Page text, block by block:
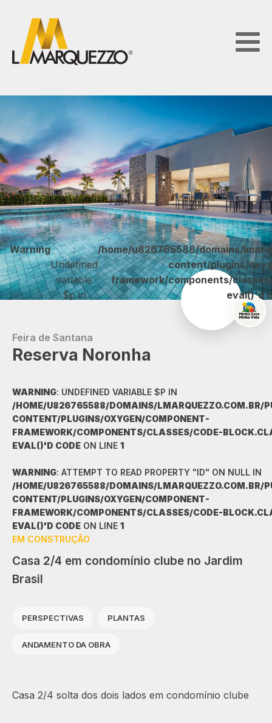
Warning
:
Undefined
variable
$p in
/home/u826765588/domains/
content/plugins/
framework/components/
eval()'d
Feira de Santana
Reserva Noronha
WARNING: UNDEFINED VARIABLE $P IN
/HOME/U826765588/DOMAINS/LMARQUEZZO.COM.BR/
CONTENT/PLUGINS/OXYGEN/COMPONENT-
FRAMEWORK/COMPONENTS/CLASSES/CODE-
EVAL()'D CODE ON LINE 1
WARNING: ATTEMPT TO READ PROPERTY "ID" ON NULL IN
/HOME/U826765588/DOMAINS/LMARQUEZZO.COM.BR/
CONTENT/PLUGINS/OXYGEN/COMPONENT-
FRAMEWORK/COMPONENTS/CLASSES/CODE-
EVAL()'D CODE ON LINE 1
EM CONSTRUÇÃO
Casa 2/4 em condomínio clube no Jardim
Brasil
PERSPECTIVAS PLANTAS
ANDAMENTO DA OBRA
Casa 2/4 solta dos dois lados em condomínio clube